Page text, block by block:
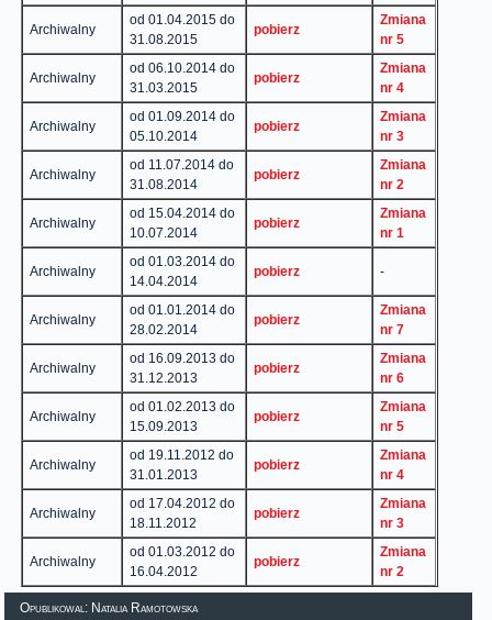
Archiwalny
od 01.04.2015 do
31.08.2015
pobierz
Zmiana
nr 5
Archiwalny
od 06.10.2014 do
31.03.2015
pobierz
Zmiana
nr 4
Archiwalny
od 01.09.2014 do
05.10.2014
pobierz
Zmiana
nr 3
Archiwalny
od 11.07.2014 do
31.08.2014
pobierz
Zmiana
nr 2
Archiwalny
od 15.04.2014 do
10.07.2014
pobierz
Zmiana
nr 1
Archiwalny
od 01.03.2014 do
14.04.2014
pobierz -
Archiwalny
od 01.01.2014 do
28.02.2014
pobierz
Zmiana
nr 7
Archiwalny
od 16.09.2013 do
31.12.2013
pobierz
Zmiana
nr 6
Archiwalny
od 01.02.2013 do
15.09.2013
pobierz
Zmiana
nr 5
Archiwalny
od 19.11.2012 do
31.01.2013
pobierz
Zmiana
nr 4
Archiwalny
od 17.04.2012 do
18.11.2012
pobierz
Zmiana
nr 3
Archiwalny
od 01.03.2012 do
16.04.2012
pobierz
Zmiana
nr 2
Opublikowal: Natalia Ramotowska